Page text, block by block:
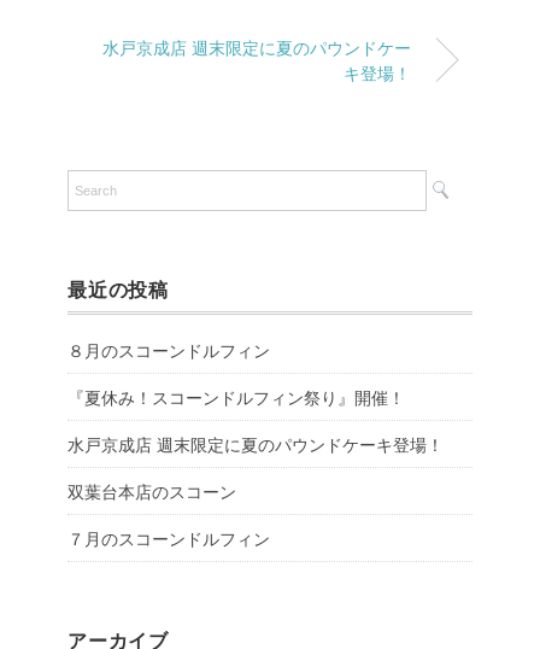
水戸京成店 週末限定に夏のパウンドケー
キ登場！
最近の投稿
８月のスコーンドルフィン
『夏休み！スコーンドルフィン祭り』開催！
水戸京成店 週末限定に夏のパウンドケーキ登場！
双葉台本店のスコーン
７月のスコーンドルフィン
アーカイブ